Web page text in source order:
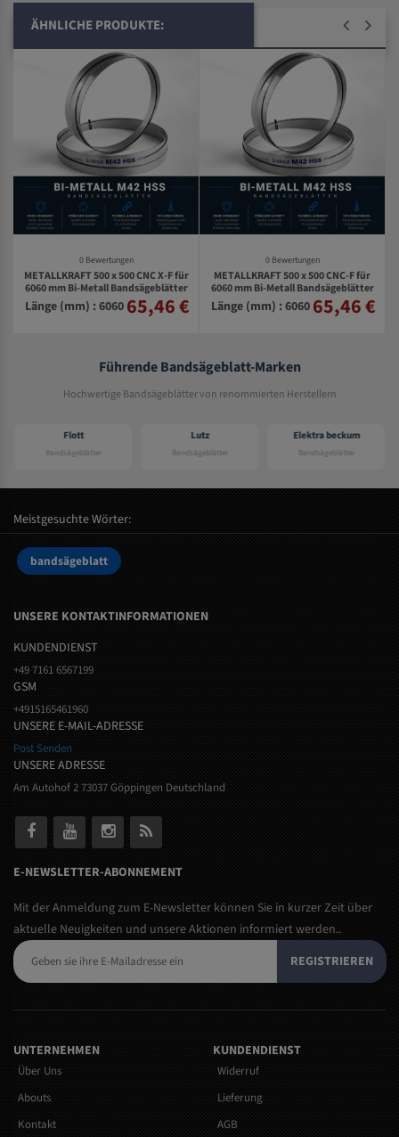
ÄHNLICHE PRODUKTE:
0 Bewertungen
METALLKRAFT 500 x 500 CNC X-F für
6060 mm Bi-Metall Bandsägeblätter
Länge (mm) : 6060 65,46 €
0 Bewertungen
METALLKRAFT 500 x 500 CNC-F für
6060 mm Bi-Metall Bandsägeblätter
Länge (mm) : 6060 65,46 €
Führende Bandsägeblatt-Marken
Hochwertige Bandsägeblätter von renommierten Herstellern
Flott
Bandsägeblätter
Lutz
Bandsägeblätter
Elektra beckum
Bandsägeblätter
Meistgesuchte Wörter:
bandsägeblatt
UNSERE KONTAKTINFORMATIONEN
KUNDENDIENST
+49 7161 6567199
GSM
+4915165461960
UNSERE E-MAIL-ADRESSE
Post Senden
UNSERE ADRESSE
Am Autohof 2 73037 Göppingen Deutschland
E-NEWSLETTER-ABONNEMENT
Mit der Anmeldung zum E-Newsletter können Sie in kurzer Zeit über
aktuelle Neuigkeiten und unsere Aktionen informiert werden..
REGISTRIEREN
UNTERNEHMEN
Über Uns
Abouts
Kontakt
KUNDENDIENST
Widerruf
Lieferung
AGB